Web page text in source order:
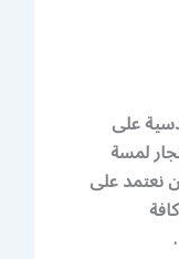
على
لمسة
نعتمد على